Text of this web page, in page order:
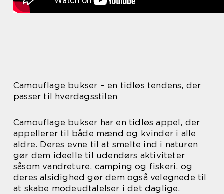
Camouflage bukser – en tidløs tendens, der
passer til hverdagsstilen
Camouflage bukser har en tidløs appel, der
appellerer til både mænd og kvinder i alle
aldre. Deres evne til at smelte ind i naturen
gør dem ideelle til udendørs aktiviteter
såsom vandreture, camping og fiskeri, og
deres alsidighed gør dem også velegnede til
at skabe modeudtalelser i det daglige.